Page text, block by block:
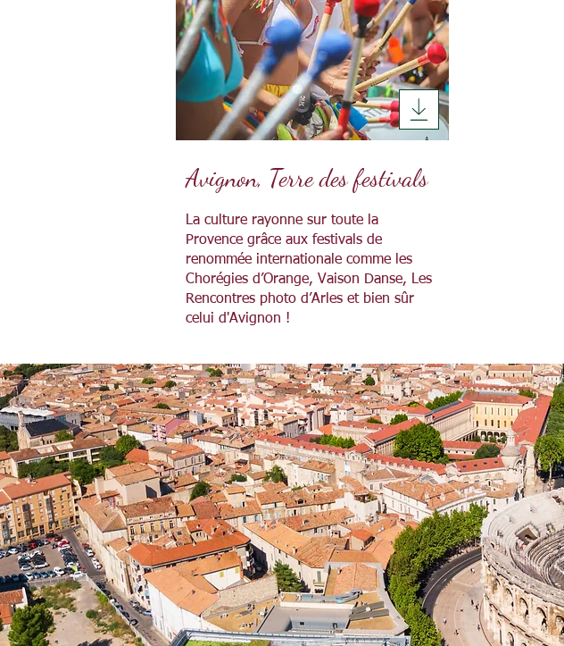
Avignon, Terre des festivals
La culture rayonne sur toute la
Provence grâce aux festivals de
renommée internationale comme les
Chorégies d’Orange, Vaison Danse, Les
Rencontres photo d’Arles et bien sûr
celui d'Avignon !